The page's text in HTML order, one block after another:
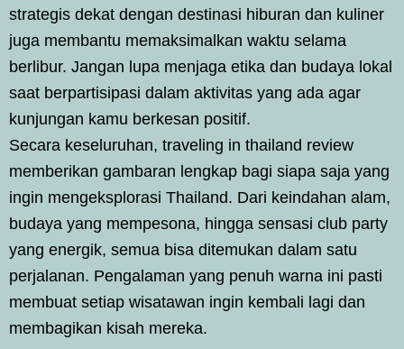
strategis dekat dengan destinasi hiburan dan kuliner
juga membantu memaksimalkan waktu selama
berlibur. Jangan lupa menjaga etika dan budaya lokal
saat berpartisipasi dalam aktivitas yang ada agar
kunjungan kamu berkesan positif.
Secara keseluruhan, traveling in thailand review
memberikan gambaran lengkap bagi siapa saja yang
ingin mengeksplorasi Thailand. Dari keindahan alam,
budaya yang mempesona, hingga sensasi club party
yang energik, semua bisa ditemukan dalam satu
perjalanan. Pengalaman yang penuh warna ini pasti
membuat setiap wisatawan ingin kembali lagi dan
membagikan kisah mereka.